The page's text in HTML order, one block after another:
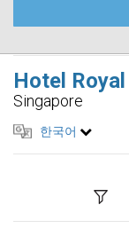
Hotel Royal
Singapore
한국어